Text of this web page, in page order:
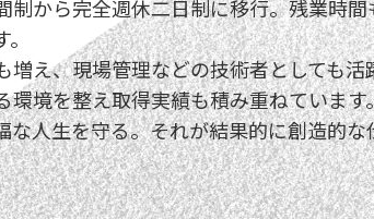
制から完全週休二日制に移行。残業時
え、現場管理などの技術者としても
環境を整え取得実績も積み重ねていま
な人生を守る。それが結果的に創造的